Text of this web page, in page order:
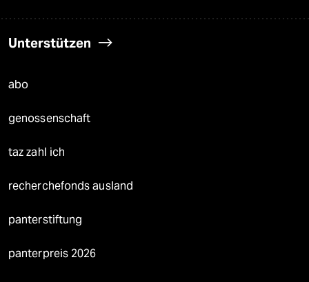
Unterstützen
abo
genossenschaft
taz zahl ich
recherchefonds ausland
panterstiftung
panterpreis 2026